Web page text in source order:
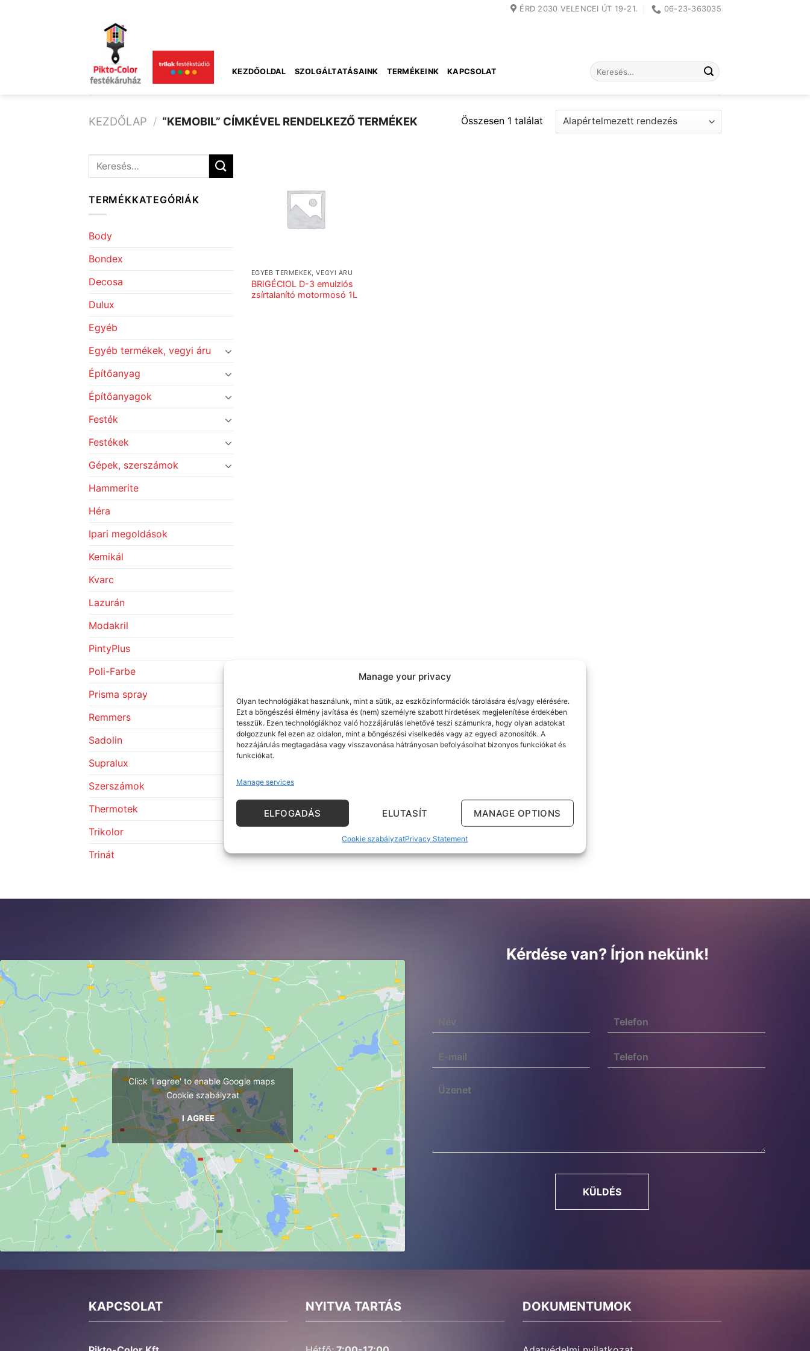
Manage your privacy
Olyan technológiákat használunk, mint a sütik, az eszközinformációk tárolására és/vagy elérésére.
Ezt a böngészési élmény javítása és (nem) személyre szabott hirdetések megjelenítése érdekében
tesszük. Ezen technológiákhoz való hozzájárulás lehetővé teszi számunkra, hogy olyan adatokat
dolgozzunk fel ezen az oldalon, mint a böngészési viselkedés vagy az egyedi azonosítók. A
hozzájárulás megtagadása vagy visszavonása hátrányosan befolyásolhat bizonyos funkciókat és
funkciókat.
Manage services
ELFOGADÁS ELUTASÍT MANAGE OPTIONS
Cookie szabályzatPrivacy Statement
ÉRD 2030 VELENCEI ÚT 19-21. 06-23-363035
KEZDŐOLDAL SZOLGÁLTATÁSAINK TERMÉKEINK KAPCSOLAT
Keresés
a
KEZDŐLAP / “KEMOBIL” CÍMKÉVEL RENDELKEZŐ TERMÉKEK Összesen 1 találat
Keresés
TERMÉKKATEGÓRIÁK
Body
Bondex
Decosa
Dulux
Egyéb
Egyéb termékek, vegyi áru
Építőanyag
Építőanyagok
Festék
Festékek
Gépek, szerszámok
Hammerite
Héra
Ipari megoldások
Kemikál
Kvarc
Lazurán
Modakril
PintyPlus
Poli-Farbe
Prisma spray
Remmers
Sadolin
Supralux
Szerszámok
Thermotek
Trikolor
Trinát
EGYÉB TERMÉKEK, VEGYI ÁRU
BRIGÉCIOL D-3 emulziós
zsírtalanító motormosó 1L
Click 'I agree' to enable Google maps
Cookie szabályzat
I AGREE
Kérdése van? Írjon nekünk!
KÜLDÉS
KAPCSOLAT NYITVA TARTÁS DOKUMENTUMOK